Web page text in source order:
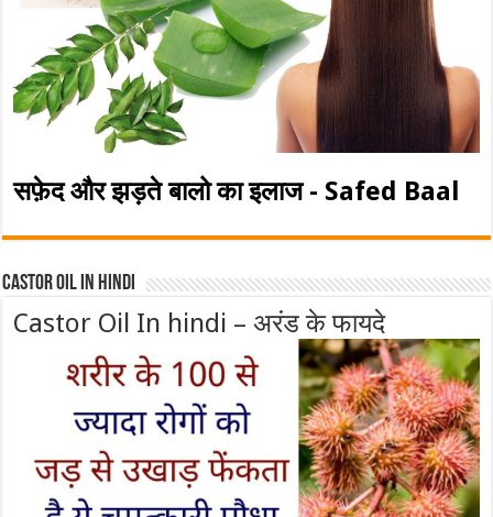
सफ़ेद और झड़ते बालो का इलाज - Safed Baal
Castor Oil In Hindi
Castor Oil In hindi – अरंड के फायदे